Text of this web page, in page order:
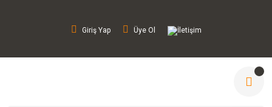
Giriş Yap Üye Ol İletişim